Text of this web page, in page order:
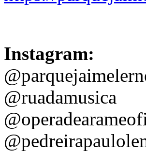
Instagram:
@ruadamusica